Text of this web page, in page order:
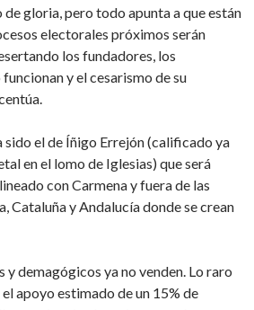
de gloria, pero todo apunta a que están
electorales próximos serán
los fundadores, los
y el cesarismo de su
sido el de Íñigo Errejón (calificado ya
en el lomo de Iglesias) que será
con Carmena y fuera de las
Cataluña y Andalucía donde se crean
y demagógicos ya no venden. Lo raro
apoyo estimado de un 15% de